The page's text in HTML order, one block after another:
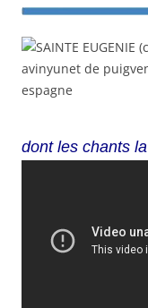
dont les chants la